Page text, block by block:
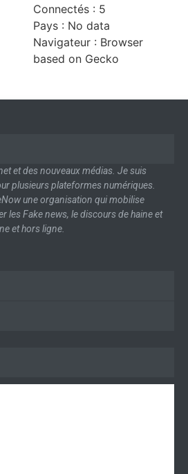
Connectés : 5
Pays : No data
Navigateur : Browser
based on Gecko
et des nouveaux médias. Je suis
plusieurs plateformes numériques.
une organisation qui mobilise
les Fake news, le discours de haine et
et hors ligne.